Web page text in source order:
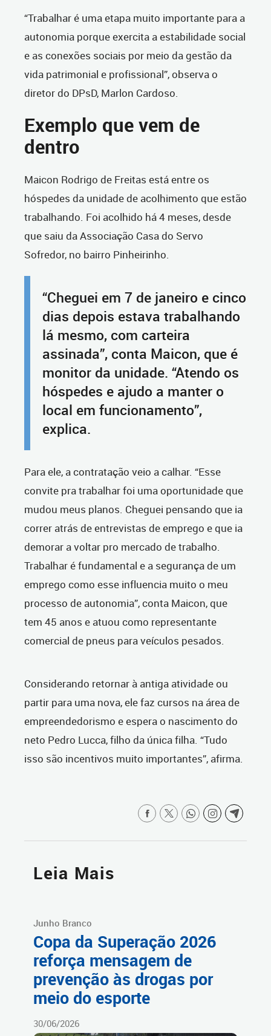
“Trabalhar é uma etapa muito importante para a
autonomia porque exercita a estabilidade social
e as conexões sociais por meio da gestão da
vida patrimonial e profissional”, observa o
diretor do DPsD, Marlon Cardoso.
Exemplo que vem de
dentro
Maicon Rodrigo de Freitas está entre os
hóspedes da unidade de acolhimento que estão
trabalhando. Foi acolhido há 4 meses, desde
que saiu da Associação Casa do Servo
Sofredor, no bairro Pinheirinho.
“Cheguei em 7 de janeiro e cinco
dias depois estava trabalhando
lá mesmo, com carteira
assinada”, conta Maicon, que é
monitor da unidade. “Atendo os
hóspedes e ajudo a manter o
local em funcionamento”,
explica.
Para ele, a contratação veio a calhar. “Esse
convite pra trabalhar foi uma oportunidade que
mudou meus planos. Cheguei pensando que ia
correr atrás de entrevistas de emprego e que ia
demorar a voltar pro mercado de trabalho.
Trabalhar é fundamental e a segurança de um
emprego como esse influencia muito o meu
processo de autonomia”, conta Maicon, que
tem 45 anos e atuou como representante
comercial de pneus para veículos pesados.
Considerando retornar à antiga atividade ou
partir para uma nova, ele faz cursos na área de
empreendedorismo e espera o nascimento do
neto Pedro Lucca, filho da única filha. “Tudo
isso são incentivos muito importantes”, afirma.
Leia Mais
Junho Branco
Copa da Superação 2026
reforça mensagem de
prevenção às drogas por
meio do esporte
30/06/2026